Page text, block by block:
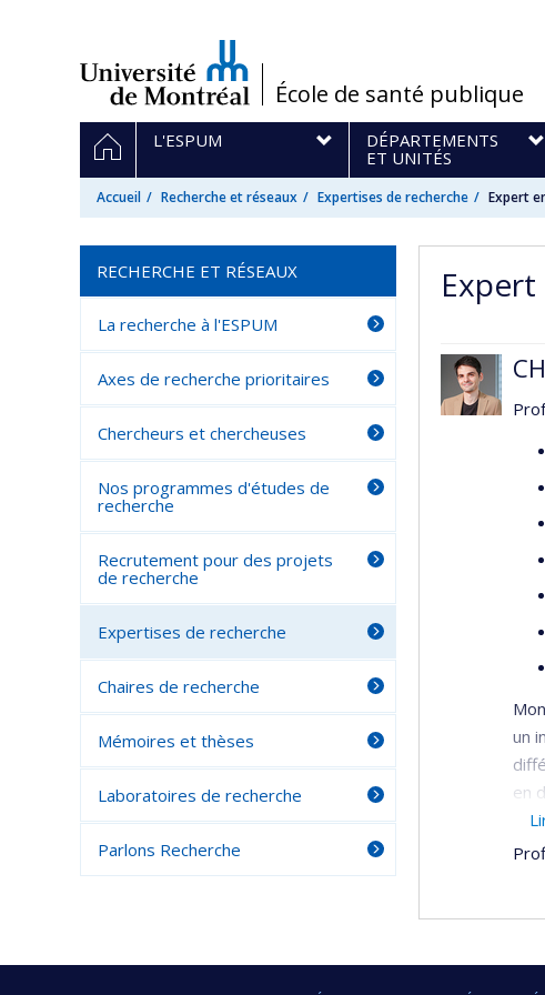
/École de santé publique
Navigation
principale
ACCUEIL
L'ESPUM
DÉPARTEMENTS
ET UNITÉS
Accueil Recherche et réseaux Expertises de recherche Expert
un
en
RECHERCHE ET RÉSEAUX
La recherche à l'ESPUM
Axes de recherche prioritaires
Chercheurs et chercheuses
Nos programmes d'études de
recherche
Recrutement pour des projets
de recherche
Expertises de recherche
Chaires de recherche
Mémoires et thèses
Laboratoires de recherche
Parlons Recherche